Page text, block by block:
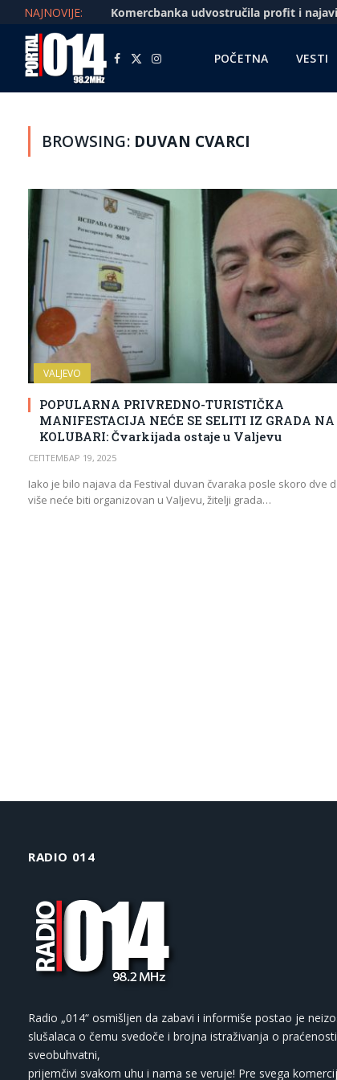
NAJNOVIJE:
Facebook
X
Instagram POČETNA VESTI
BROWSING: DUVAN CVARCI
VALJEVO
POPULARNA PRIVREDNO-TURISTIČKA
MANIFESTACIJA NEĆE SE SELITI IZ GRADA NA
KOLUBARI: Čvarkijada ostaje u Valjevu
СЕПТЕМБАР 19, 2025
Iako je bilo najava da Festival duvan čvaraka posle skoro dve
više neće biti organizovan u Valjevu, žitelji grada…
RADIO 014
Radio „014“ osmišljen da zabavi i informiše postao je
slušalaca o čemu svedoče i brojna istraživanja o
sveobuhvatni,
prijemčivi svakom uhu i nama se veruje! Pre svega